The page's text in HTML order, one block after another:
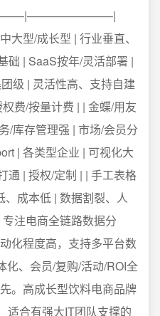
/成长型 | 行业垂直、
础 | SaaS按年/灵活部署 |
级 | 灵活性高、支持自建
费/按量计费 | | 金蝶/用友
/库存管理强 | 市场/会员分
| 各类型企业 | 可视化大
通 | 授权/定制 | | 手工表格
、成本低 | 数据割裂、人
注电商全链路数据分
化程度高，支持多平台数
化、会员/复购/活动/ROI全
。高成长型饮料电商品牌
适合有强大IT团队支撑的